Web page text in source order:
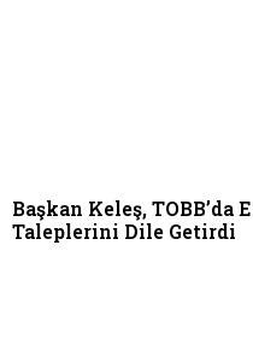
Başkan Keleş, TOBB’da
Taleplerini Dile Getirdi